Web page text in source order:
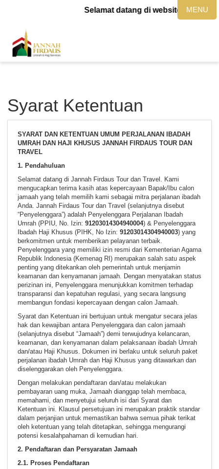
Selamat datang di website
Syarat Ketentuan
SYARAT DAN KETENTUAN UMUM PERJALANAN IBADAH
UMRAH DAN HAJI KHUSUS JANNAH FIRDAUS TOUR DAN
TRAVEL
1. Pendahuluan
Selamat datang di Jannah Firdaus Tour dan Travel. Kami
mengucapkan terima kasih atas kepercayaan Bapak/Ibu calon
jamaah yang telah memilih kami sebagai mitra perjalanan ibadah
Anda. Jannah Firdaus Tour dan Travel (selanjutnya disebut
“Penyelenggara”) adalah Penyelenggara Perjalanan Ibadah
Umrah (PPIU, No. Izin: 91203014304940004) & Penyelenggara
Ibadah Haji Khusus (PIHK, No Izin: 91203014304940003) yang
berkomitmen untuk memberikan pelayanan terbaik.
Penyelenggara yang memiliki izin resmi dari Kementerian Agama
Republik Indonesia (Kemenag RI) merupakan salah satu aspek
penting yang ditekankan oleh pemerintah untuk menjamin
keamanan dan kenyamanan jamaah. Dengan menyatakan status
perizinan ini, Penyelenggara menunjukkan komitmen terhadap
transparansi dan kepatuhan regulasi, yang secara langsung
membangun fondasi kepercayaan dengan calon Jamaah.
Syarat dan Ketentuan ini bertujuan untuk mengatur secara jelas
hak dan kewajiban antara Penyelenggara dan calon jamaah
(selanjutnya disebut “Jamaah”) demi terwujudnya kelancaran,
keamanan, dan kenyamanan dalam pelaksanaan ibadah Umrah
dan/atau Haji Khusus. Dokumen ini berlaku untuk seluruh paket
perjalanan ibadah Umrah dan Haji Khusus yang ditawarkan dan
diselenggarakan oleh Penyelenggara.
Dengan melakukan pendaftaran dan/atau melakukan
pembayaran uang muka, Jamaah dianggap telah membaca,
memahami, dan menyetujui seluruh isi dari Syarat dan
Ketentuan ini. Klausul persetujuan ini merupakan praktik standar
dalam perjanjian untuk memastikan bahwa semua pihak terikat
oleh ketentuan yang telah ditetapkan, sehingga mengurangi
potensi kesalahpahaman di kemudian hari.
2. Pendaftaran dan Persyaratan Jamaah
2.1. Proses Pendaftaran
MENU